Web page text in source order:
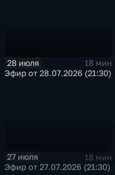
28 июля
18 мин
Эфир от 28.07.2026 (21:30)
27 июля
18 мин
Эфир от 27.07.2026 (21:30)